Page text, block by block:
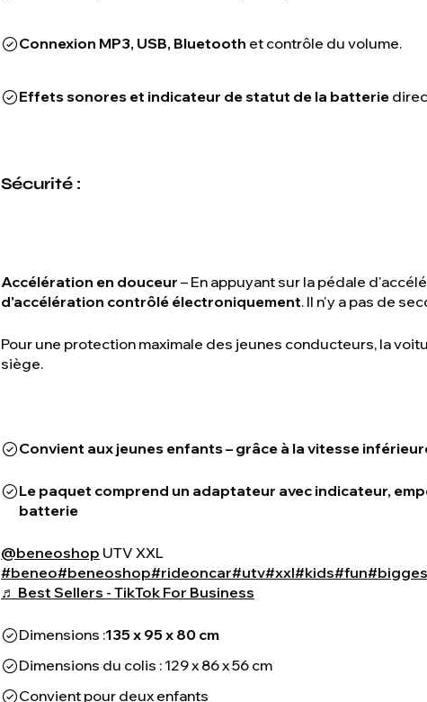
Connexion MP3, USB, Bluetooth et contrôle du volume.
Effets sonores et indicateur de statut de la batterie
Sécurité :
Accélération en douceur – En appuyant sur la pédale
d'accélération contrôlé électroniquement. Il n'y a pas de
Pour une protection maximale des jeunes conducteurs, la
siège.
Convient aux jeunes enfants – grâce à la vitesse
Le paquet comprend un adaptateur avec indicateur,
batterie
@beneoshop UTV XXL
#beneo#beneoshop#rideoncar#utv#xxl#kids#fun
♬ Best Sellers - TikTok For Business
Dimensions :135 x 95 x 80 cm
Dimensions du colis : 129 x 86 x 56 cm
Convient pour deux enfants